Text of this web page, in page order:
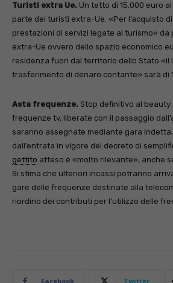
Turisti extra Ue. Un tetto di 15.000 euro
parte dei turisti extra-Ue. «Per l’acquisto
prestazioni di servizi legate al turismo» da
extra-Ue ovvero dello spazio economico
residenza fuori dal territorio dello Stato «il
trasferimento di denaro contante» sarà di
Asta frequenze. Stop definitivo al beauty
frequenze tv, liberate con il passaggio
saranno assegnate mediante gara
dall’entrata in vigore del decreto di
gettito atteso è «molto rilevante», anche
Si stima che ulteriori incassi potranno
gare delle frequenze destinate alla
riordino dei contributi per l’utilizzo delle
Facebook Twitter